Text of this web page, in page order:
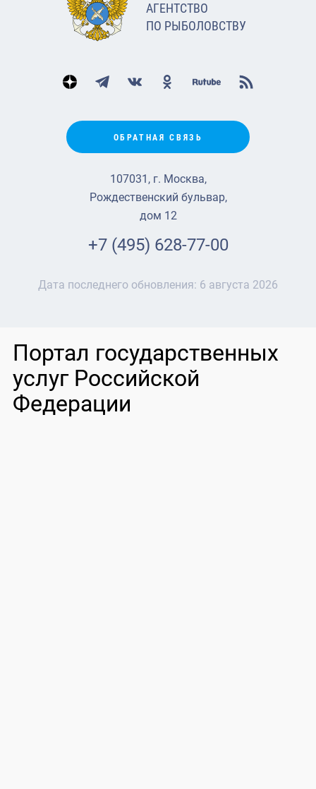
АГЕНТСТВО
ПО РЫБОЛОВСТВУ
ОБРАТНАЯ СВЯЗЬ
107031, г. Москва,
Рождественский бульвар,
дом 12
+7 (495) 628-77-00
Дата последнего обновления: 6 августа 2026
Портал государственных
услуг Российской
Федерации